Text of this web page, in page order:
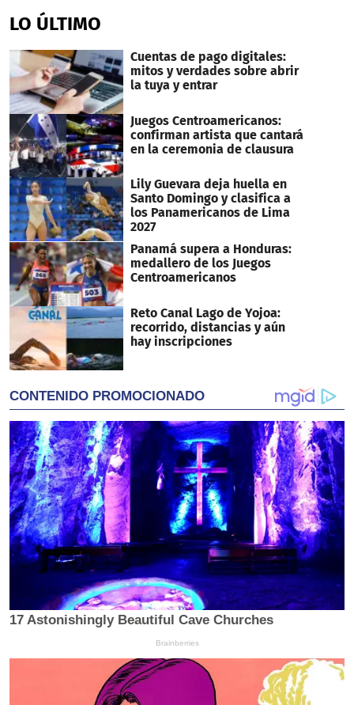
LO ÚLTIMO
Cuentas de pago digitales:
mitos y verdades sobre abrir
la tuya y entrar
Juegos Centroamericanos:
confirman artista que cantará
en la ceremonia de clausura
Lily Guevara deja huella en
Santo Domingo y clasifica a
los Panamericanos de Lima
2027
Panamá supera a Honduras:
medallero de los Juegos
Centroamericanos
Reto Canal Lago de Yojoa:
recorrido, distancias y aún
hay inscripciones